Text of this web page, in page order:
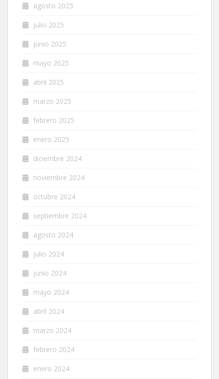
agosto 2025
julio 2025
junio 2025
mayo 2025
abril 2025
marzo 2025
febrero 2025
enero 2025
diciembre 2024
noviembre 2024
octubre 2024
septiembre 2024
agosto 2024
julio 2024
junio 2024
mayo 2024
abril 2024
marzo 2024
febrero 2024
enero 2024